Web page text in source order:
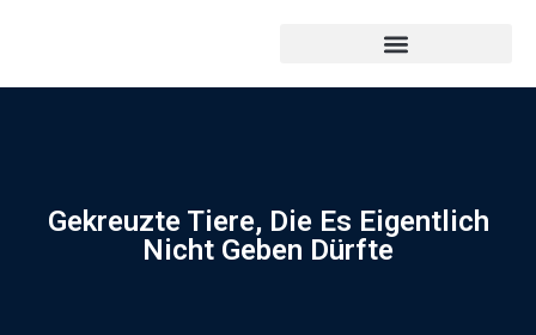
Gekreuzte Tiere, Die Es Eigentlich
Nicht Geben Dürfte